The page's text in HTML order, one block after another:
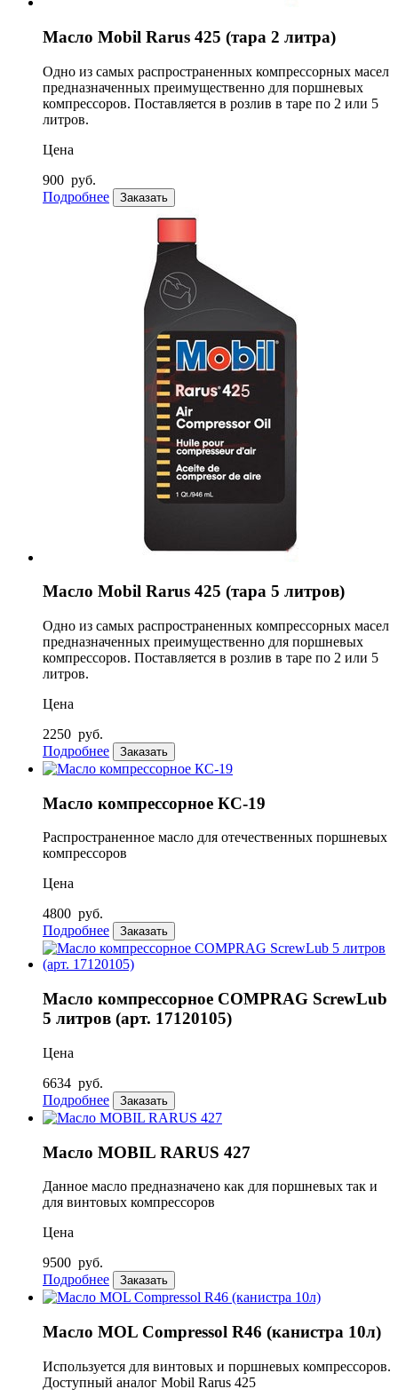
Масло Mobil Rarus 425 (тара 2 литра)
Одно из самых распространенных компрессорных масел
предназначенных преимущественно для поршневых
компрессоров. Поставляется в розлив в таре по 2 или 5
литров.
Цена
900 руб.
Подробнее
Заказать
Масло Mobil Rarus 425 (тара 5 литров)
Одно из самых распространенных компрессорных масел
предназначенных преимущественно для поршневых
компрессоров. Поставляется в розлив в таре по 2 или 5
литров.
Цена
2250 руб.
Подробнее
Заказать
Масло компрессорное КС-19
Распространенное масло для отечественных поршневых
компрессоров
Цена
4800 руб.
Подробнее
Заказать
Масло компрессорное COMPRAG ScrewLub
5 литров (арт. 17120105)
Цена
6634 руб.
Подробнее
Заказать
Масло MOBIL RARUS 427
Данное масло предназначено как для поршневых так и
для винтовых компрессоров
Цена
9500 руб.
Подробнее
Заказать
Масло MOL Compressol R46 (канистра 10л)
Используется для винтовых и поршневых компрессоров.
Доступный аналог Mobil Rarus 425